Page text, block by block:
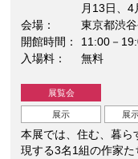
月13日、4
会場
東京都渋
開館時間
11:00－
入場料
無料
展覧会
展示 展
本展では、住む、暮ら
現する3名1組の作家た